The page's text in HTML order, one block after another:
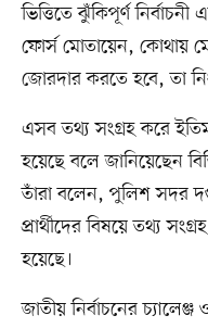
ভিত্তিতে ঝুঁকিপূর্ণ
ফোর্স মোতায়েন, কোথায়
জোরদার করতে হবে, তা
এসব তথ্য সংগ্রহ করে
হয়েছে বলে জানিয়েছেন
তাঁরা বলেন, পুলিশ সদর
প্রার্থীদের বিষয়ে তথ্য
হয়েছে।
জাতীয় নির্বাচনের